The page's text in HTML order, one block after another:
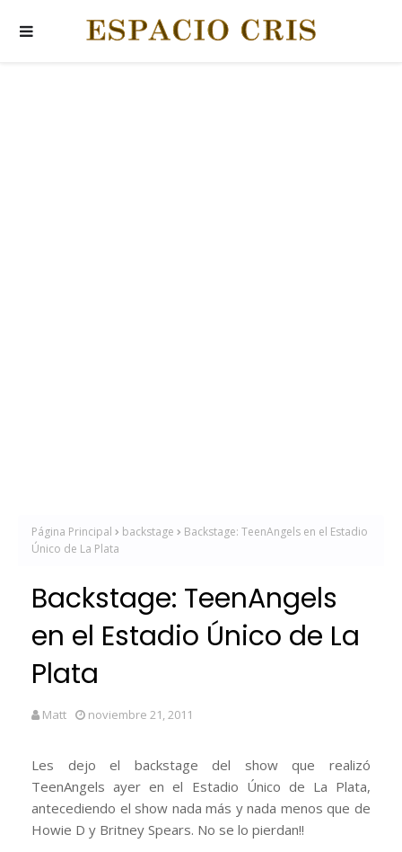
Página Principal backstage
Backstage: TeenAngels en el Estadio
Único de La Plata
Backstage: TeenAngels
en el Estadio Único de La
Plata
Matt noviembre 21, 2011
Les dejo el backstage del show que realizó
TeenAngels ayer en el Estadio Único de La Plata,
antecediendo el show nada más y nada menos que de
Howie D y Britney Spears. No se lo pierdan!!